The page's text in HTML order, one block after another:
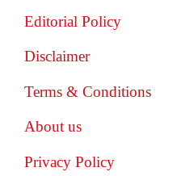
Editorial Policy
Disclaimer
Terms & Conditions
About us
Privacy Policy